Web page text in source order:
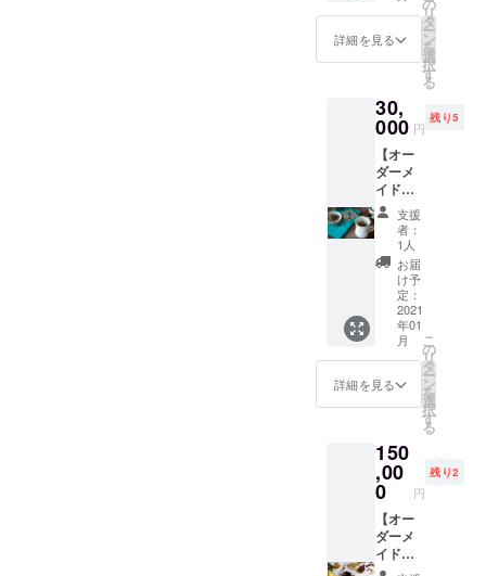
がって
コーラ
シロッ
緒を想
起させ
る新し
い味わ
いのジ
ン
ジャー
シロッ
プ、ど
ちらが
お好
み？ お
好きな
だけ辛
くして
い、、
、！ お
11月
~12月末
を予定
してい
ます。
元気が
がって
くる
プと、
異国情
緒を想
起させ
る新し
い味わ
いのジ
ジャー
シロッ
プをそ
れぞれ
お好き
なだけ
辛くし
さ
い、、
あなた
も虜に
な
る、、
、◎ お
届けは
11月
（鍋は
４人
ビエ ・
マル秘
のスー
プの素
・とっ
ておき
のヤマ
イモ ・
なつ
め、オ
タネニ
ンジ
ン、当
帰、は
すの実
などの
肌ツヤ
（その
他、追
加した
いお好
みの具
はご用
意くだ
世界各
国で出
会って
きた、
はすご
い、、
、！」
という
薬草関
連の食
品や調
味料、
お茶、
入浴料
など暮
らしの
ものた
ちを詰
め合わ
せてお
届けし
ラとジ
ンジャ
エール
のおた
めしボ
トルを
１本ず
詳細を見る
リ
タ
ー
ン
を
選
択
す
る
30,
000 円
残り5
【オー
ダーメ
イドの
ブレン
ド
ティー
（３ヶ
月分）
をお届
け 〜個
人の方
向け〜
】 tabel
新田理
恵がご
支援い
た方の
体質や
ご要望
にあわ
せて、
体調や
体質に
配慮し
支援
者：
1人
お届
け予
定：
2021
年01
月
詳細を見る
こ
の
リ
タ
ー
ン
を
選
択
す
る
150
,00
0 円
残り2
【オー
ダーメ
イドの
ノンア